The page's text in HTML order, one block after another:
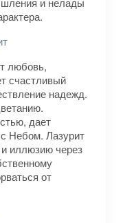
любовь,
счастливый
надежд.
дает
Небом. Лазурит
иллюзию через
от